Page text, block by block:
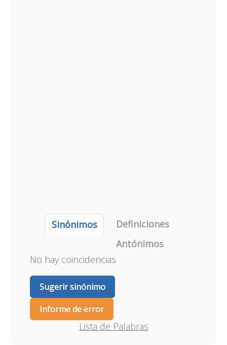
Sinónimos
Definiciones
Antónimos
No hay coincidencias
Sugerir sinónimo
Informe de error
Lista de Palabras